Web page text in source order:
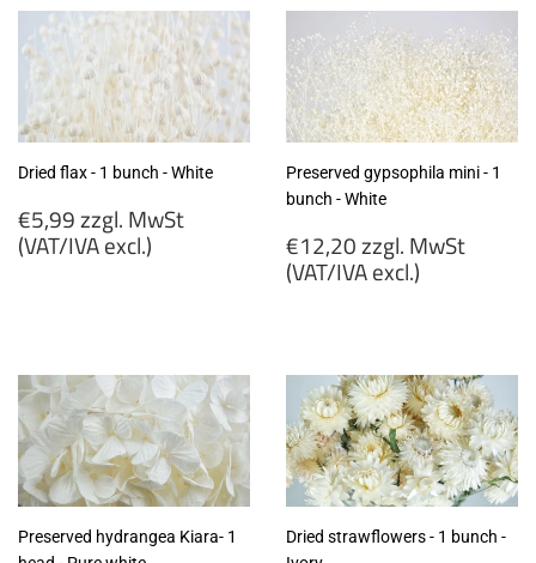
(VAT/IVA
excl.)
excl.)
Dried flax - 1 bunch - White
Regular
price
€5,99 zzgl. MwSt
(VAT/IVA excl.)
(VAT/IVA
excl.)
Preserved gypsophila mini - 1
bunch - White
Regular
price
€12,20 zzgl. MwSt
(VAT/IVA excl.)
MwSt
(VAT/IVA
excl.)
Preserved hydrangea Kiara- 1
Dried strawflowers - 1 bunch -